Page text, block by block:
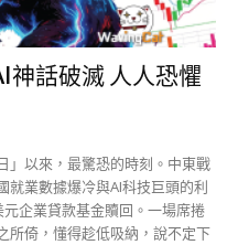
話破滅 人人恐懼
」以來，最驚恐的時刻。中東戰
就業數據爆冷與AI科技巨頭的利
企業貸款基金贖回。一場席捲
所倚，懂得趁低吸納，說不定下